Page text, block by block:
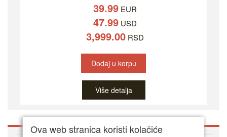
39.99EUR
47.99USD
3,999.00RSD
Dodaj u korpu
Više detalja
Ova web stranica koristi kolačiće